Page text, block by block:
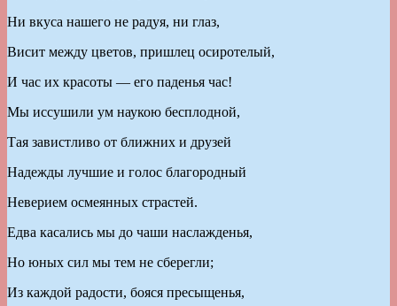
Ни вкуса нашего не радуя, ни глаз,
Висит между цветов, пришлец осиротелый,
И час их красоты — его паденья час!
Мы иссушили ум наукою бесплодной,
Тая завистливо от ближних и друзей
Надежды лучшие и голос благородный
Неверием осмеянных страстей.
Едва касались мы до чаши наслажденья,
Но юных сил мы тем не сберегли;
Из каждой радости, бояся пресыщенья,